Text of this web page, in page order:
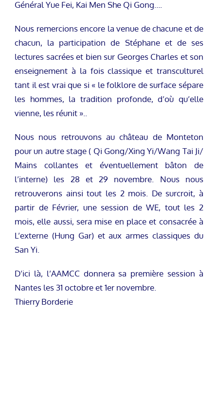
Général Yue Fei, Kai Men She Qi Gong….
Nous remercions encore la venue de chacune et de
chacun, la participation de Stéphane et de ses
lectures sacrées et bien sur Georges Charles et son
enseignement à la fois classique et transculturel
tant il est vrai que si « le folklore de surface sépare
les hommes, la tradition profonde, d’où qu’elle
vienne, les réunit »..
Nous nous retrouvons au château de Monteton
pour un autre stage ( Qi Gong/Xing Yi/Wang Tai Ji/
Mains collantes et éventuellement bâton de
l’interne) les 28 et 29 novembre. Nous nous
retrouverons ainsi tout les 2 mois. De surcroit, à
partir de Février, une session de WE, tout les 2
mois, elle aussi, sera mise en place et consacrée à
L’externe (Hung Gar) et aux armes classiques du
San Yi.
D’ici là, l’AAMCC donnera sa première session à
Nantes les 31 octobre et 1er novembre.
Thierry Borderie